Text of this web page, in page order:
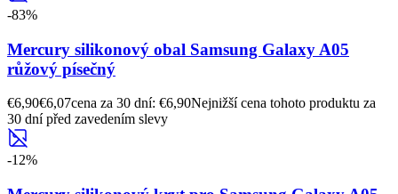
-83%
Mercury silikonový obal Samsung Galaxy A05
růžový písečný
€6,90€6,07cena za 30 dní: €6,90Nejnižší cena tohoto produktu za
30 dní před zavedením slevy
-12%